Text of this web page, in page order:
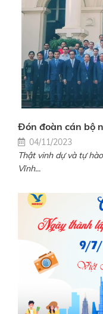
Đón đoàn cán bộ
Thật vinh dự và tự
Vĩnh...
04/11/2023